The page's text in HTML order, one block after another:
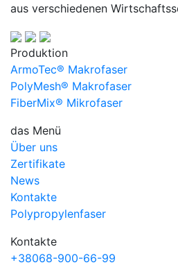
aus verschiedenen
Produktion
ArmoTec® Makrofaser
PolyMesh® Makrofaser
FiberMix® Mikrofaser
das Menü
Über uns
Zertifikate
News
Kontakte
Polypropylenfaser
Kontakte
+38068-900-66-99